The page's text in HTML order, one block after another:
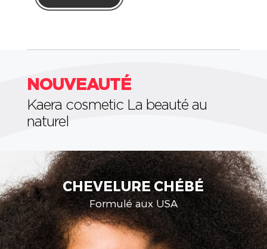
NOUVEAUTÉ
Kaera cosmetic La beauté au
naturel
CIRE
Aux extraits de Cire